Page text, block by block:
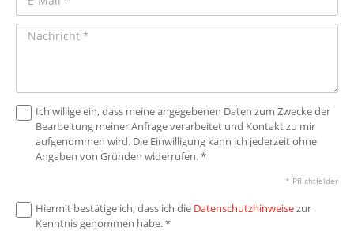
Ich willige ein, dass meine angegebenen Daten zum Zwecke der
Bearbeitung meiner Anfrage verarbeitet und Kontakt zu mir
aufgenommen wird. Die Einwilligung kann ich jederzeit ohne
Angaben von Gründen widerrufen. *
* Pflichtfelder
Hiermit bestätige ich, dass ich die Datenschutzhinweisezur
Kenntnis genommen habe. *